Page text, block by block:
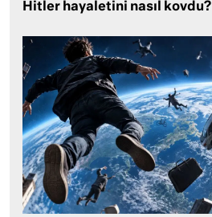
Hitler hayaletini nasıl kovdu?